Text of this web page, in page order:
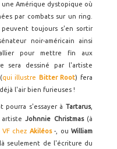
Amérique dystopique où
par combats sur un ring.
peuvent toujours s'en sortir
noir-américain ainsi
pour mettre fin aux
sera dessiné par l'artiste
(qui illustre Bitter Root) fera
l'air bien furieuses !
pourra s'essayer à Tartarus,
artisteJohnnie Christmas(à
chez Akiléos-, ouWilliam
seulement de l'écriture du